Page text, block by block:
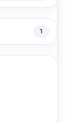
1